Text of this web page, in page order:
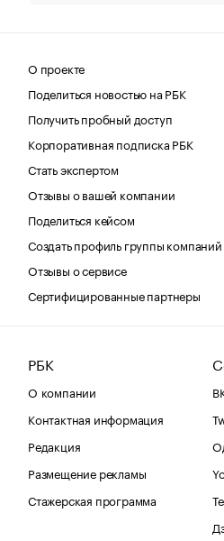
О проекте
Поделиться новостью на РБК
Получить пробный доступ
Корпоративная подписка РБК
Стать экспертом
Отзывы о вашей компании
Поделиться кейсом
Создать профиль группы компаний
Отзывы о сервисе
Сертифицированные партнеры
РБК
О компании
Контактная информация
Редакция
Размещение рекламы
Стажерская программа